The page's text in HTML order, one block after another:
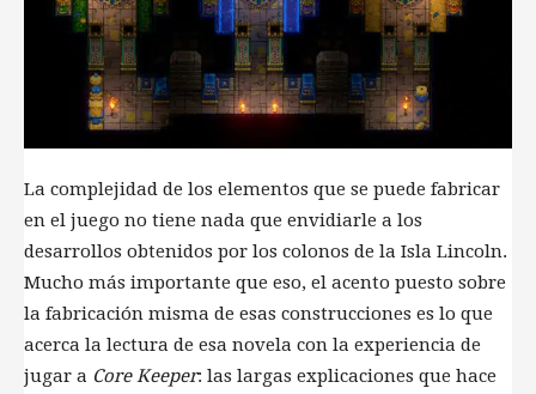
La complejidad de los elementos que se puede fabricar
en el juego no tiene nada que envidiarle a los
desarrollos obtenidos por los colonos de la Isla Lincoln.
Mucho más importante que eso, el acento puesto sobre
la fabricación misma de esas construcciones es lo que
acerca la lectura de esa novela con la experiencia de
jugar a Core Keeper: las largas explicaciones que hace